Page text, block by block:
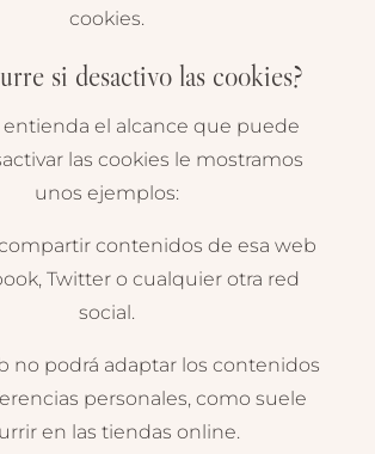
cookies.
si desactivo las cookies?
entienda el alcance que puede
las cookies le mostramos
unos ejemplos:
contenidos de esa web
Twitter o cualquier otra red
social.
no podrá adaptar los contenidos
personales, como suele
en las tiendas online.